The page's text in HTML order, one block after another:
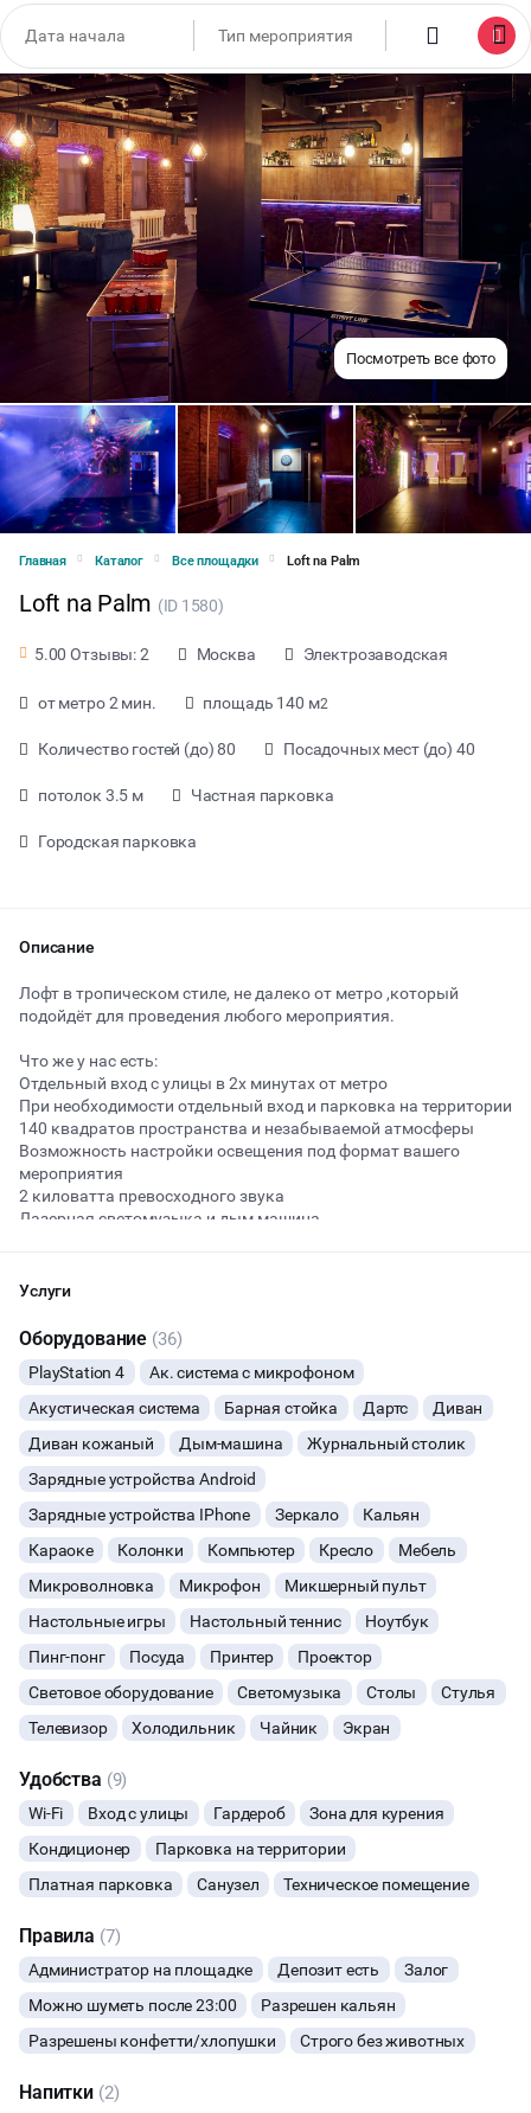
Посмотреть все фото
Главная Каталог Все площадки Loft na Palm
Loft na Palm (ID 1580)
5.00 Отзывы: 2 Москва Электрозаводская
от метро 2 мин. площадь 140 м2
Количество гостей (до) 80 Посадочных мест (до) 40
потолок 3.5 м Частная парковка
Городская парковка
Описание
Лофт в тропическом стиле, не далеко от метро ,который
подойдёт для проведения любого мероприятия.
Что же у нас есть:
Отдельный вход с улицы в 2х минутах от метро
При необходимости отдельный вход и парковка на территории
140 квадратов пространства и незабываемой атмосферы
Возможность настройки освещения под формат вашего
мероприятия
2 киловатта превосходного звука
Лазерная светомузыка и дым машина
Радиомикрофоны для караоке
PS4 с огромной плазмой
Настольный теннис
Специальный стол для beer Pong - эксклюзив специально для
наших гостей
Дартс
Настольные игры
И многое другое!
Если вы хотите устроить незабываемую вечеринку или весело
провести время в компании друзей - вам точно сюда!
Услуги
Оборудование (36)
PlayStation 4
Ак. система с микрофоном
Акустическая система
Барная стойка Дартс
Диван
Диван кожаный
Дым-машина
Журнальный столик
Зарядные устройства Android
Зарядные устройства IPhone
Зеркало
Кальян
Караоке
Колонки Компьютер Кресло
Мебель
Микроволновка
Микрофон
Микшерный пульт
Настольные игры
Настольный теннис
Ноутбук
Пинг-понг
Посуда Принтер
Проектор
Световое оборудование
Светомузыка Столы
Стулья
Телевизор
Холодильник Чайник Экран
Удобства (9)
Wi-Fi Вход с улицы Гардероб
Зона для курения
Кондиционер
Парковка на территории
Платная парковка
Санузел Техническое помещение
Правила (7)
Администратор на площадке Депозит есть
Залог
Можно шуметь после 23:00
Разрешен кальян
Разрешены конфетти/хлопушки
Строго без животных
Напитки (2)
от 1900 ₽ за час
Тип мероприятия
ВЕЧЕРИНКИ
ДЕНЬ РОЖДЕНИЯ
ДЕТСКИЕ ПРАЗДНИКИ
КОРПОРАТИВЫ
ДЕЛОВЫЕ МЕРОПРИЯТИЯ
ФОТОСЕССИИ
ЮБИЛЕЙ
ВЫПУСКНЫЕ
МАЛЬЧИШНИК
СВИДАНИЯ
НОВЫЙ ГОД
МАСТЕР-КЛАСС
СЕМИНАРЫ
ТАНЦЫ
ВЫСТАВКИ
Начало Окончание
ДАННЫЙ ЛОФТ СЕЙЧАС НЕ АКТИВЕН
ОСТАВИТЬ ЗАЯВКУ
Вы можете отменить заявку в любой момент, это бесплатно
или поменять параметры с нашим менеджером после того, как
оставите заявку
🔥 9 человек интересовались этой площадкой сегодня